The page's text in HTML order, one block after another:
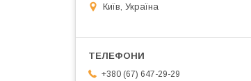
Київ, Україна
+380 (67) 647-29-29